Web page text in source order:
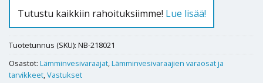
Tutustu kaikkiin rahoituksiimme! Lue lisää!
Tuotetunnus (SKU): NB-218021
Osastot: Lämminvesivaraajat,Lämminvesivaraajien varaosat ja
tarvikkeet,Vastukset